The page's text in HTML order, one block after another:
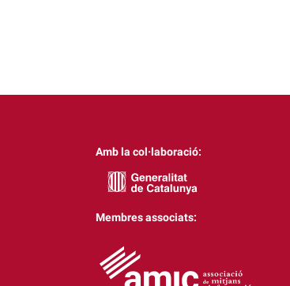
Amb la col·laboració:
Membres associats: